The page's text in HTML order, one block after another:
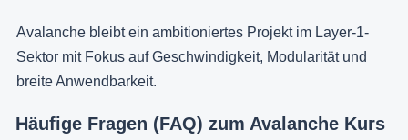
Avalanche bleibt ein ambitioniertes Projekt im Layer-1-
Sektor mit Fokus auf Geschwindigkeit, Modularität und
breite Anwendbarkeit.
Häufige Fragen (FAQ) zum Avalanche Kurs